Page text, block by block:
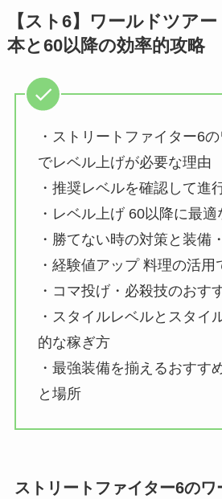
【スト6】ワールドツア
本と60以降の効率的攻略
・ストリートファイター6
でレベル上げが必要な理由
・推奨レベルを確認して進
・レベル上げ 60以降に最適
・勝てない時の対策と装備
・経験値アップ 料理の活用
・コマ投げ・必殺技のおす
・スタイルレベルとスタイ
的な稼ぎ方
・最強装備を揃えるおすす
と場所
ストリートファイター6の